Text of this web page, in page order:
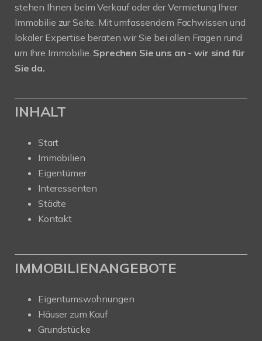
stehen Ihnen beim Verkauf oder der Vermietung Ihrer
Immobilie zur Seite. Mit umfassendem Fachwissen und
lokaler Expertise beraten wir Sie bei allen Fragen rund
um Ihre Immobilie. Sprechen Sie uns an - wir sind für
Sie da.
INHALT
Start
Immobilien
Eigentümer
Interessenten
Städte
Kontakt
IMMOBILIENANGEBOTE
Eigentumswohnungen
Häuser zum Kauf
Grundstücke